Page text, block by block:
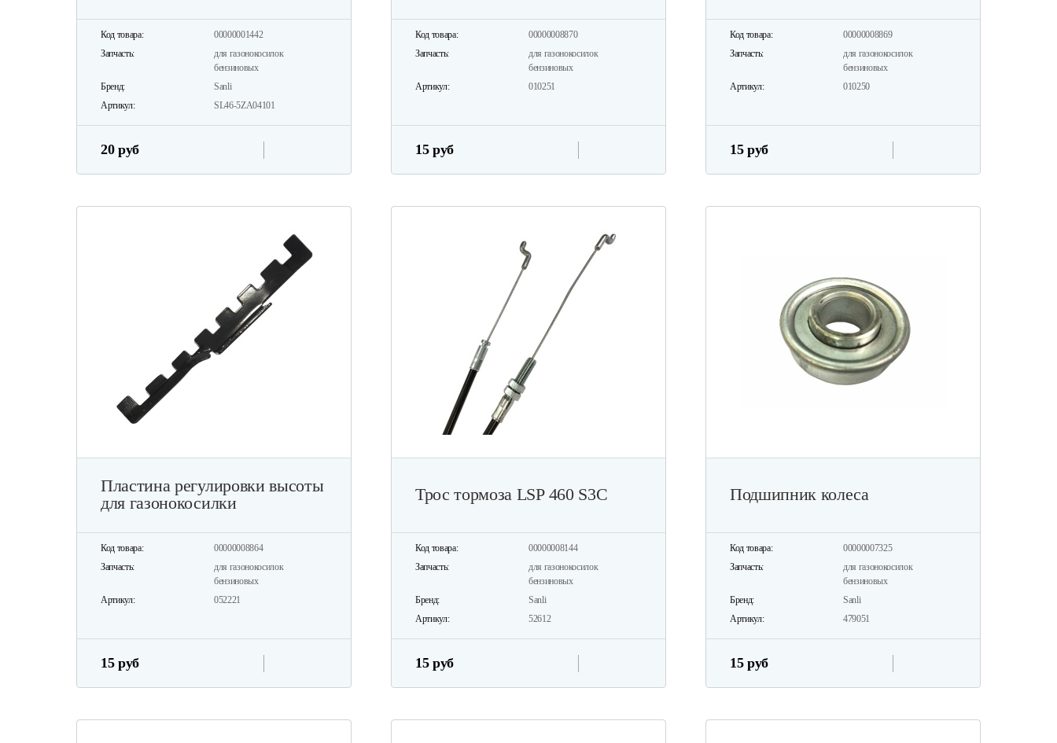
Код товара:
00000001442
Запчасть:
для газонокосилок
бензиновых
Бренд:
Sanli
Артикул:
SL46-5ZA04101
20 руб
Код товара:
00000008870
Запчасть:
для газонокосилок
бензиновых
Артикул:
010251
15 руб
Код товара:
00000008869
Запчасть:
для газонокосилок
бензиновых
Артикул:
010250
15 руб
Пластина регулировки высоты
для газонокосилки
Код товара:
00000008864
Запчасть:
для газонокосилок
бензиновых
Артикул:
052221
15 руб
Трос тормоза LSP 460 S3C
Код товара:
00000008144
Запчасть:
для газонокосилок
бензиновых
Бренд:
Sanli
Артикул:
52612
15 руб
Подшипник колеса
Код товара:
00000007325
Запчасть:
для газонокосилок
бензиновых
Бренд:
Sanli
Артикул:
479051
15 руб